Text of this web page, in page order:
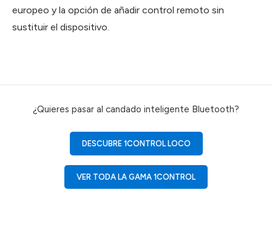
europeo y la opción de añadir control remoto sin
sustituir el dispositivo.
¿Quieres pasar al candado inteligente Bluetooth?
DESCUBRE 1CONTROL LOCO
VER TODA LA GAMA 1CONTROL